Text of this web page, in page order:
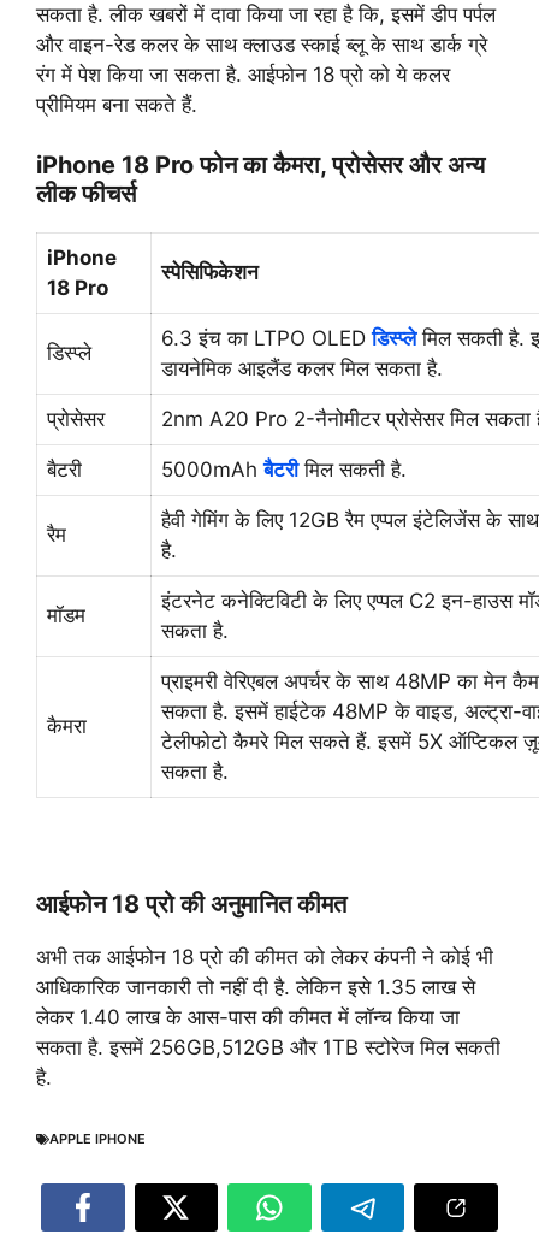
सकता है. लीक खबरों में दावा किया जा रहा है कि, इसमें डीप पर्पल
और वाइन-रेड कलर के साथ क्लाउड स्काई ब्लू के साथ डार्क ग्रे
रंग में पेश किया जा सकता है. आईफोन 18 प्रो को ये कलर
प्रीमियम बना सकते हैं.
iPhone 18 Pro फोन का कैमरा, प्रोसेसर और अन्य
लीक फीचर्स
iPhone
18 Pro
स्पेसिफिकेशन
डिस्प्ले
6.3 इंच का LTPO OLEDडिस्प्ले मिल सकती है.
डायनेमिक आइलैंड कलर मिल सकता है.
प्रोसेसर 2nm A20 Pro 2-नैनोमीटर प्रोसेसर मिल सकता
बैटरी 5000mAhबैटरीमिल सकती है.
रैम
हैवी गेमिंग के लिए 12GB रैम एप्पल इंटेलिजेंस के
है.
मॉडम
इंटरनेट कनेक्टिविटी के लिए एप्पल C2 इन-हाउस
सकता है.
कैमरा
प्राइमरी वेरिएबल अपर्चर के साथ 48MP का मेन
सकता है. इसमें हाईटेक 48MP के वाइड, अल्ट्रा-
टेलीफोटो कैमरे मिल सकते हैं. इसमें 5X ऑप्टिकल
सकता है.
आईफोन 18 प्रो की अनुमानित कीमत
अभी तक आईफोन 18 प्रो की कीमत को लेकर कंपनी ने कोई भी
आधिकारिक जानकारी तो नहीं दी है. लेकिन इसे 1.35 लाख से
लेकर 1.40 लाख के आस-पास की कीमत में लॉन्च किया जा
सकता है. इसमें 256GB,512GB और 1TB स्टोरेज मिल सकती
है.
APPLE IPHONE